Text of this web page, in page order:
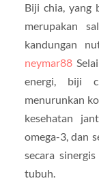
Biji chia, yang
merupakan
kandungan
neymar88
energi, biji
menurunkan
kesehatan
omega-3, dan
secara
tubuh.